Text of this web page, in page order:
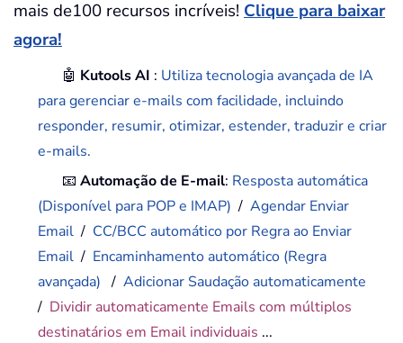
mais de100 recursos incríveis! Clique para baixar
agora!
🤖 Kutools AI : Utiliza tecnologia avançada de IA
para gerenciar e-mails com facilidade, incluindo
responder, resumir, otimizar, estender, traduzir e criar
e-mails.
📧Automação de E-mail: Resposta automática
(Disponível para POP e IMAP) /Agendar Enviar
Email / CC/BCC automático por Regra ao Enviar
Email / Encaminhamento automático (Regra
avançada) /Adicionar Saudação automaticamente
/ Dividir automaticamente Emails com múltiplos
destinatários em Email individuais ...